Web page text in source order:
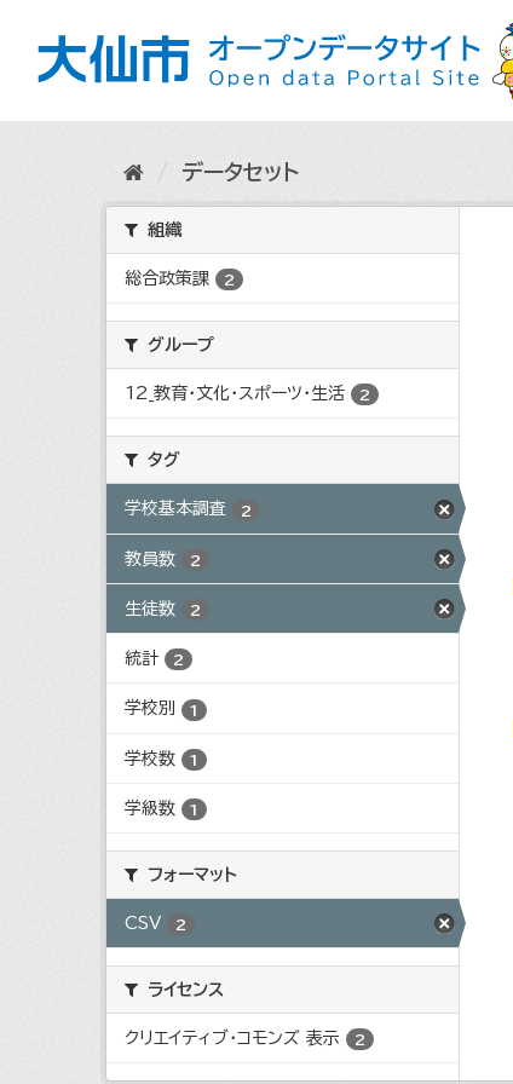
データセット
組織
総合政策課 2
グループ
12_教育・文化・スポーツ・生活 2
タグ
学校基本調査 2
教員数 2
生徒数 2
統計 2
学校別 1
学校数 1
学級数 1
フォーマット
CSV 2
ライセンス
クリエイティブ・コモンズ 表示 2